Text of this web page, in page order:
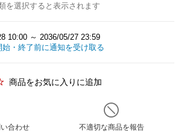
を選択すると表示されます
10:00 ～ 2036/05/27 23:59
始・終了前に通知を受け取る
商品をお気に入りに追加
合わせ 不適切な商品を報告